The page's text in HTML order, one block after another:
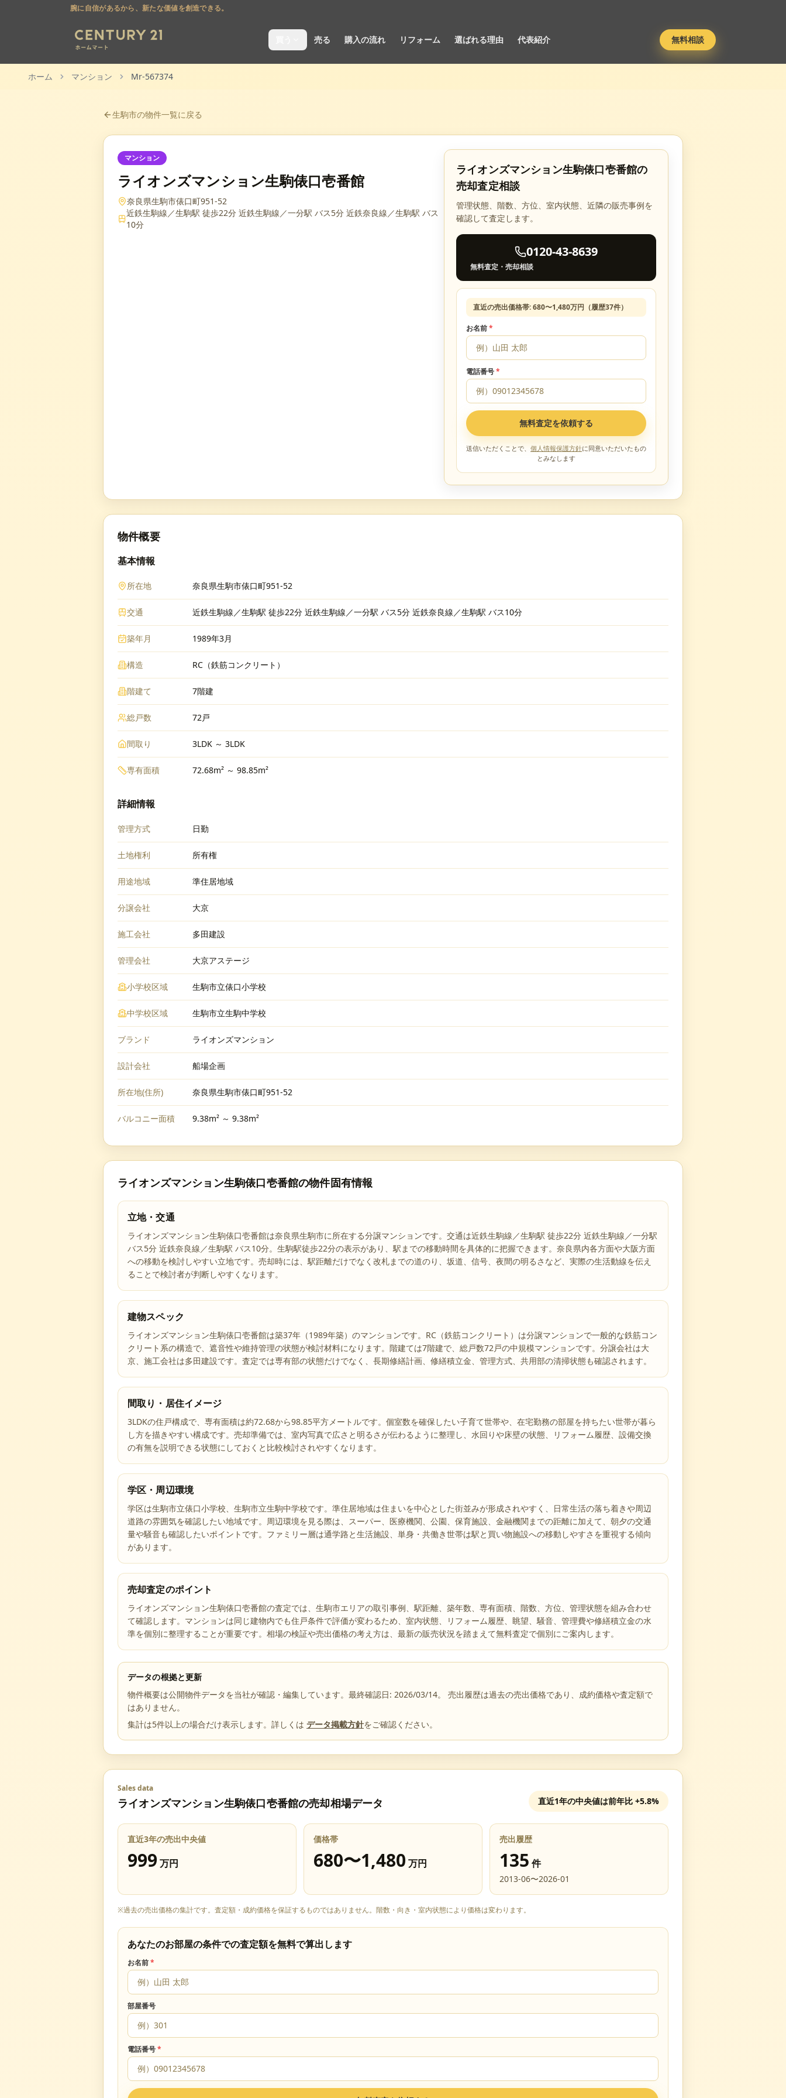
腕に自信があるから、新たな価値を創造できる。
売る 購入の流れ リフォーム 選ばれる理由 代表紹介 無料相談
ホーム マンション Mr-567374
生駒市の物件一覧に戻る
マンション
ライオンズマンション生駒俵口壱番館
奈良県生駒市俵口町951-52
近鉄生駒線／生駒駅 徒歩22分 近鉄生駒線／一分駅 バス5分 近鉄奈良線／生駒駅 バス
10分
ライオンズマンション生駒俵口壱番館の
売却査定相談
管理状態、階数、方位、室内状態、近隣の販売事例を
確認して査定します。
0120-43-8639
無料査定・売却相談
直近の売出価格帯:680〜1,480万円（履歴37件）
お名前*
電話番号*
無料査定を依頼する
送信いただくことで、 個人情報保護方針に同意いただいたもの
とみなします
物件概要
基本情報
所在地 奈良県生駒市俵口町951-52
交通 近鉄生駒線／生駒駅 徒歩22分 近鉄生駒線／一分駅 バス5分 近鉄奈良線／生駒駅 バス10分
築年月 1989年3月
構造 RC（鉄筋コンクリート）
階建て 7階建
総戸数 72戸
間取り 3LDK ～ 3LDK
専有面積 72.68m² ～ 98.85m²
詳細情報
管理方式 日勤
土地権利 所有権
用途地域 準住居地域
分譲会社 大京
施工会社 多田建設
管理会社 大京アステージ
小学校区域 生駒市立俵口小学校
中学校区域 生駒市立生駒中学校
ブランド ライオンズマンション
設計会社 船場企画
所在地(住所) 奈良県生駒市俵口町951-52
バルコニー面積 9.38m² ～ 9.38m²
ライオンズマンション生駒俵口壱番館の物件固有情報
立地・交通
ライオンズマンション生駒俵口壱番館は奈良県生駒市に所在する分譲マンションです。交通は近鉄生駒線／生駒駅 徒歩22分 近鉄生駒線／一分駅
バス5分 近鉄奈良線／生駒駅 バス10分。生駒駅徒歩22分の表示があり、駅までの移動時間を具体的に把握できます。奈良県内各方面や大阪方面
への移動を検討しやすい立地です。売却時には、駅距離だけでなく改札までの道のり、坂道、信号、夜間の明るさなど、実際の生活動線を伝え
ることで検討者が判断しやすくなります。
建物スペック
ライオンズマンション生駒俵口壱番館は築37年（1989年築）のマンションです。RC（鉄筋コンクリート）は分譲マンションで一般的な鉄筋コン
クリート系の構造で、遮音性や維持管理の状態が検討材料になります。階建ては7階建で、総戸数72戸の中規模マンションです。分譲会社は大
京、施工会社は多田建設です。査定では専有部の状態だけでなく、長期修繕計画、修繕積立金、管理方式、共用部の清掃状態も確認されます。
間取り・居住イメージ
3LDKの住戸構成で、専有面積は約72.68から98.85平方メートルです。個室数を確保したい子育て世帯や、在宅勤務の部屋を持ちたい世帯が暮ら
し方を描きやすい構成です。売却準備では、室内写真で広さと明るさが伝わるように整理し、水回りや床壁の状態、リフォーム履歴、設備交換
の有無を説明できる状態にしておくと比較検討されやすくなります。
学区・周辺環境
学区は生駒市立俵口小学校、生駒市立生駒中学校です。準住居地域は住まいを中心とした街並みが形成されやすく、日常生活の落ち着きや周辺
道路の雰囲気を確認したい地域です。周辺環境を見る際は、スーパー、医療機関、公園、保育施設、金融機関までの距離に加えて、朝夕の交通
量や騒音も確認したいポイントです。ファミリー層は通学路と生活施設、単身・共働き世帯は駅と買い物施設への移動しやすさを重視する傾向
があります。
売却査定のポイント
ライオンズマンション生駒俵口壱番館の査定では、生駒市エリアの取引事例、駅距離、築年数、専有面積、階数、方位、管理状態を組み合わせ
て確認します。マンションは同じ建物内でも住戸条件で評価が変わるため、室内状態、リフォーム履歴、眺望、騒音、管理費や修繕積立金の水
準を個別に整理することが重要です。相場の検証や売出価格の考え方は、最新の販売状況を踏まえて無料査定で個別にご案内します。
データの根拠と更新
物件概要は公開物件データを当社が確認・編集しています。最終確認日: 2026/03/14。 売出履歴は過去の売出価格であり、成約価格や査定額で
はありません。
集計は5件以上の場合だけ表示します。詳しくは データ掲載方針をご確認ください。
Sales data
ライオンズマンション生駒俵口壱番館の売却相場データ 直近1年の中央値は前年比 +5.8%
直近3年の売出中央値
999 万円
価格帯
680〜1,480 万円
売出履歴
135 件
2013-06〜2026-01
※過去の売出価格の集計です。査定額・成約価格を保証するものではありません。階数・向き・室内状態により価格は変わります。
あなたのお部屋の条件での査定額を無料で算出します
お名前*
部屋番号
電話番号*